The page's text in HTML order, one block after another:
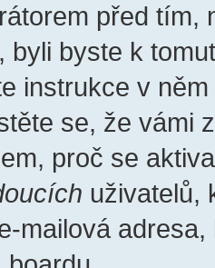
před tím,
byli byste k
instrukce v
se, že vámi
proč se
uživatelů,
mailová